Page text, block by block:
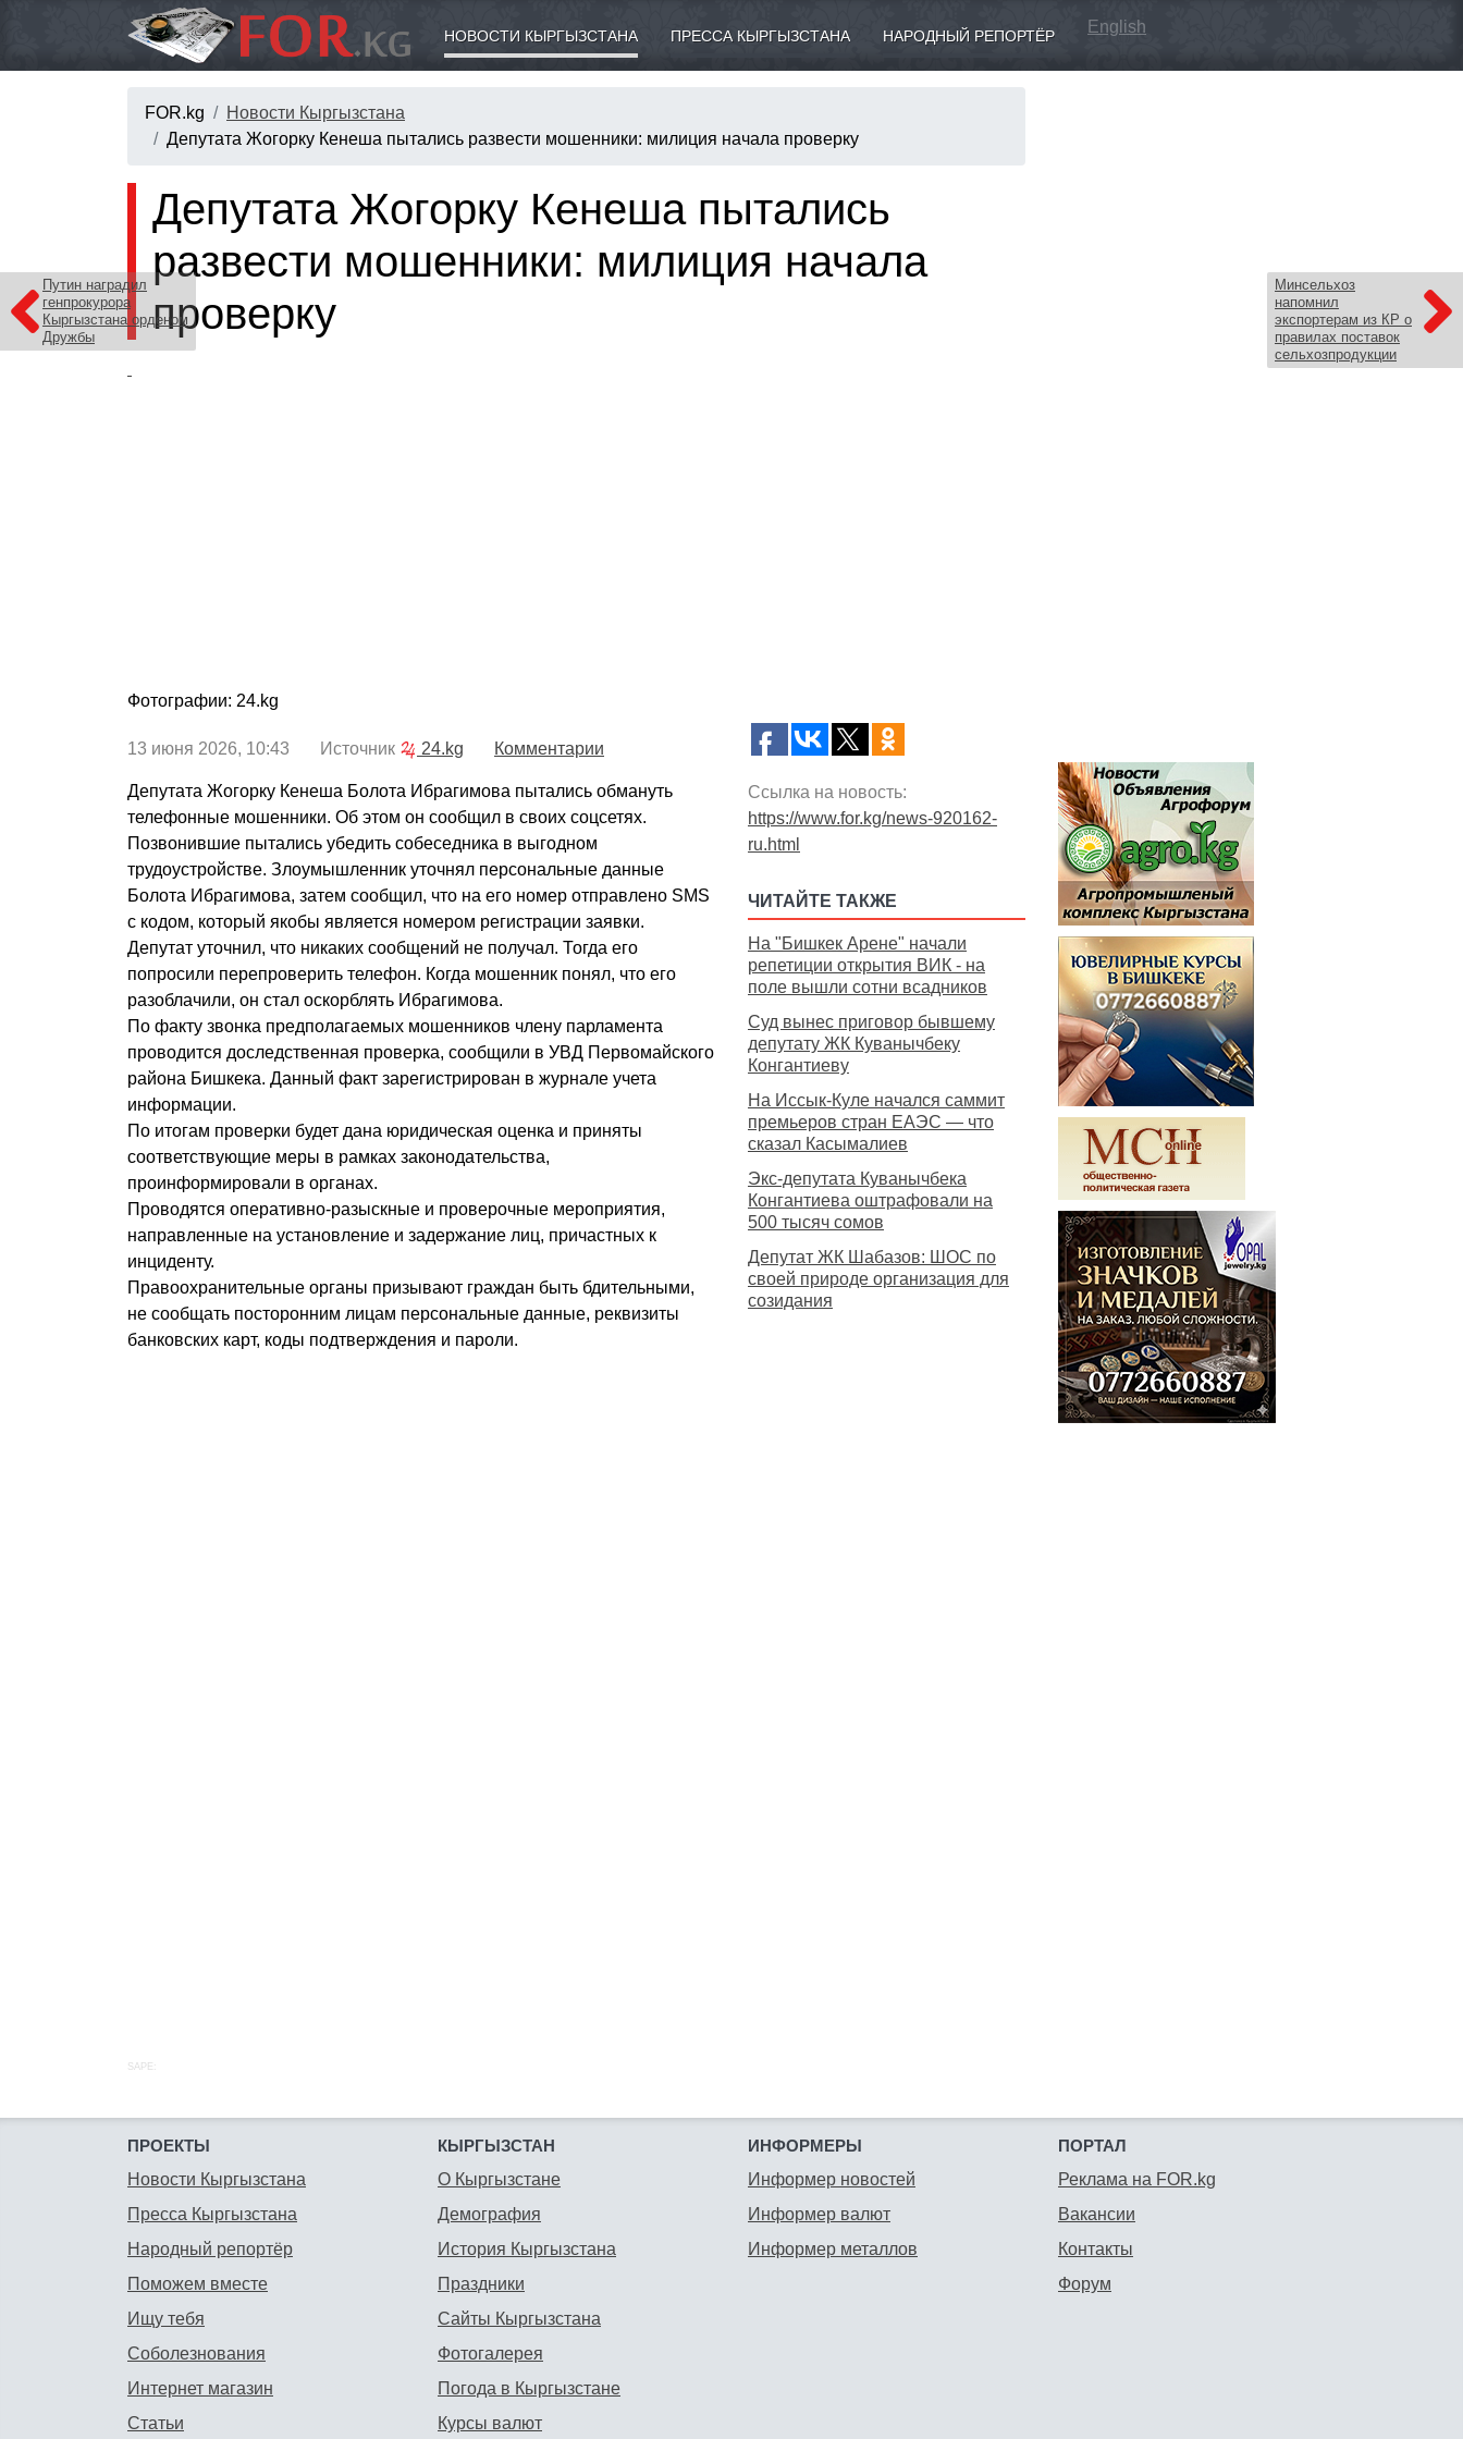
НОВОСТИ КЫРГЫЗСТАНА ПРЕССА КЫРГЫЗСТАНА НАРОДНЫЙ РЕПОРТЁР English
FOR.kg
Новости Кыргызстана
Депутата Жогорку Кенеша пытались развести мошенники: милиция начала проверку
Путин наградил
генпрокурора
Кыргызстана орденом
Дружбы
Минсельхоз
напомнил
экспортерам из КР о
правилах поставок
сельхозпродукции
Депутата Жогорку Кенеша пытались
развести мошенники: милиция начала
проверку
Фотографии: 24.kg
13 июня 2026, 10:43 Источник 24.kg Комментарии
Депутата Жогорку Кенеша Болота Ибрагимова пытались обмануть
телефонные мошенники. Об этом он сообщил в своих соцсетях.
Позвонившие пытались убедить собеседника в выгодном
трудоустройстве. Злоумышленник уточнял персональные данные
Болота Ибрагимова, затем сообщил, что на его номер отправлено SMS
с кодом, который якобы является номером регистрации заявки.
Депутат уточнил, что никаких сообщений не получал. Тогда его
попросили перепроверить телефон. Когда мошенник понял, что его
разоблачили, он стал оскорблять Ибрагимова.
По факту звонка предполагаемых мошенников члену парламента
проводится доследственная проверка, сообщили в УВД Первомайского
района Бишкека. Данный факт зарегистрирован в журнале учета
информации.
По итогам проверки будет дана юридическая оценка и приняты
соответствующие меры в рамках законодательства,
проинформировали в органах.
Проводятся оперативно-разыскные и проверочные мероприятия,
направленные на установление и задержание лиц, причастных к
инциденту.
Правоохранительные органы призывают граждан быть бдительными,
не сообщать посторонним лицам персональные данные, реквизиты
банковских карт, коды подтверждения и пароли.
Ссылка на новость:
https://www.for.kg/news-920162-
ru.html
ЧИТАЙТЕ ТАКЖЕ
На "Бишкек Арене" начали
репетиции открытия ВИК - на
поле вышли сотни всадников
Суд вынес приговор бывшему
депутату ЖК Куванычбеку
Конгантиеву
На Иссык-Куле начался саммит
премьеров стран ЕАЭС — что
сказал Касымалиев
Экс-депутата Куванычбека
Конгантиева оштрафовали на
500 тысяч сомов
Депутат ЖК Шабазов: ШОС по
своей природе организация для
созидания
SAPE:
ПРОЕКТЫ
Новости Кыргызстана
Пресса Кыргызстана
Народный репортёр
Поможем вместе
Ищу тебя
Соболезнования
Интернет магазин
Статьи
КЫРГЫЗСТАН
О Кыргызстане
Демография
История Кыргызстана
Праздники
Сайты Кыргызстана
Фотогалерея
Погода в Кыргызстане
Курсы валют
ИНФОРМЕРЫ
Информер новостей
Информер валют
Информер металлов
ПОРТАЛ
Реклама на FOR.kg
Вакансии
Контакты
Форум